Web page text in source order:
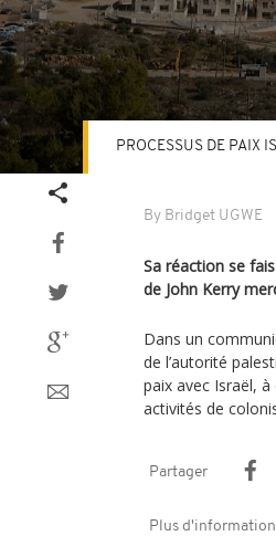
By Bridget UGWE
PROCESSUS DE PAIX
Sa réaction se
de John Kerry
Dans un
de l’autorité
paix avec Israël,
activités de
Partager
Plus